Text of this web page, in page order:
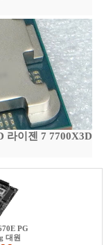
라이젠 7 7700X3D